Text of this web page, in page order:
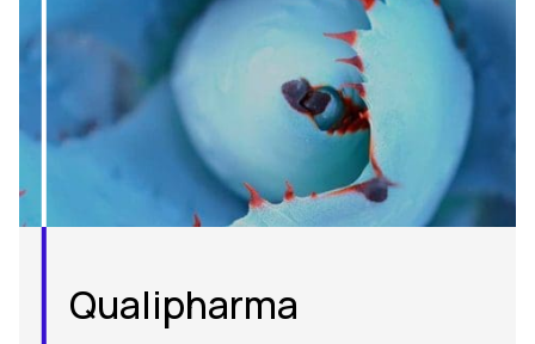
Qualipharma